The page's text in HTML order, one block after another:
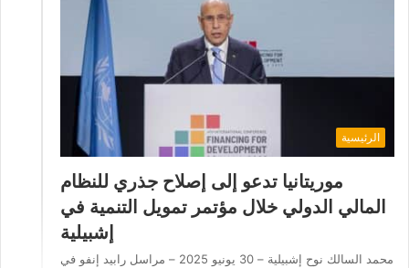
الرئيسية
موريتانيا تدعو إلى إصلاح جذري للنظام
المالي الدولي خلال مؤتمر تمويل التنمية في
إشبيلية
محمد السالك نوح إشبيلية – 30 يونيو 2025 – مراسل رابيد إنفو في